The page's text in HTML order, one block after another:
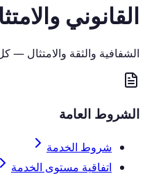
القانوني
الشفافية والثقة والامتثال —
الشروط العامة
شروط الخدمة
اتفاقية مستوى الخدمة